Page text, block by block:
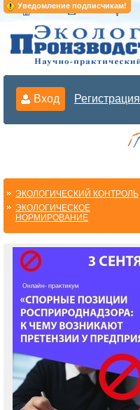
Уведомление подписчикам!
Вход Регистрация
ЭКОЛОГИЧЕСКИЙ КОНТРОЛЬ
ЭКОЛОГИЧЕСКОЕ
НОРМИРОВАНИЕ